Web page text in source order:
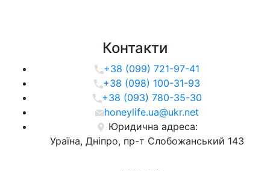
Контакти
+38 (099) 721-97-41
+38 (098) 100-31-93
+38 (093) 780-35-30
honeylife.ua@ukr.net
Юридична адреса:
Ураїна, Дніпро, пр-т Слобожанський 143